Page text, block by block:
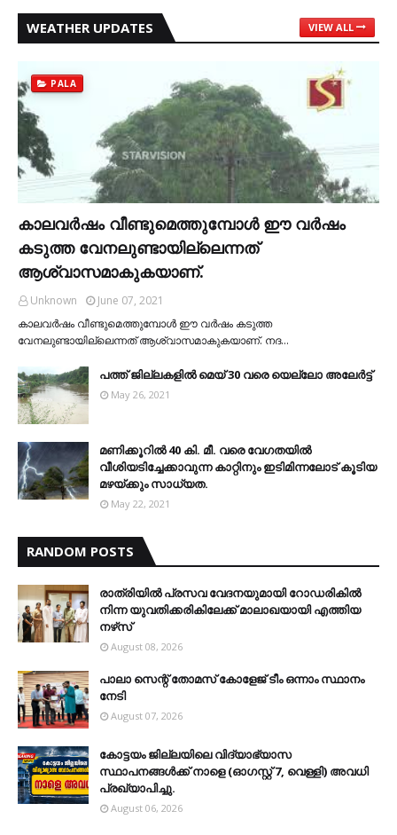
WEATHER UPDATES VIEW ALL
PALA
കാലവര്‍ഷം വീണ്ടുമെത്തുമ്പോള്‍ ഈ വര്‍ഷം
കടുത്ത വേനലുണ്ടായില്ലെന്നത്
ആശ്വാസമാകുകയാണ്.
Unknown
June 07, 2021
കാലവര്‍ഷം വീണ്ടുമെത്തുമ്പോള്‍ ഈ വര്‍ഷം കടുത്ത
വേനലുണ്ടായില്ലെന്നത് ആശ്വാസമാകുകയാണ്. നദ…
പത്ത് ജില്ലകളില്‍ മെയ് 30 വരെ യെല്ലോ അലേര്‍ട്ട്
May 26, 2021
മണിക്കൂറിൽ 40 കി. മീ. വരെ വേഗതയിൽ
വീശിയടിച്ചേക്കാവുന്ന കാറ്റിനും ഇടിമിന്നലോട് കൂടിയ
മഴയ്ക്കും സാധ്യത.
May 22, 2021
RANDOM POSTS
രാത്രിയില്‍ പ്രസവ വേദനയുമായി റോഡരികില്‍
നിന്ന യുവതിക്കരികിലേക്ക് മാലാഖയായി എത്തിയ
നഴ്‌സ്
August 08, 2026
പാലാ സെന്റ് തോമസ് കോളേജ് ടീം ഒന്നാം സ്ഥാനം
നേടി
August 07, 2026
കോട്ടയം ജില്ലയിലെ വിദ്യാഭ്യാസ
സ്ഥാപനങ്ങള്‍ക്ക് നാളെ (ഓഗസ്റ്റ് 7, വെള്ളി) അവധി
പ്രഖ്യാപിച്ചു.
August 06, 2026